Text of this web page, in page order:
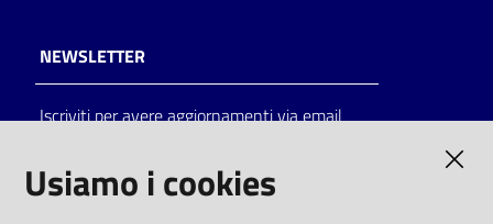
Catalogo
on line
NEWSLETTER
Iscriviti per avere aggiornamenti via email
Usiamo i cookies